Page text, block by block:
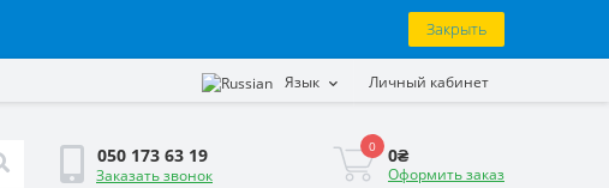
Закрыть
Язык Личный кабинет
050 173 63 19
Заказать звонок
0 0₴
Оформить заказ